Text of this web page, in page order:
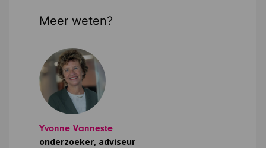
Meer weten?
Yvonne Vanneste
onderzoeker, adviseur